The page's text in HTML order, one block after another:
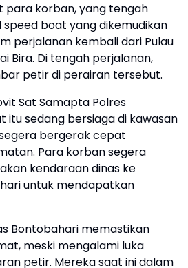
para korban, yang tengah
boat yang dikemudikan
perjalanan kembali dari Pulau
Bira. Di tengah perjalanan,
petir di perairan tersebut.
Sat Samapta Polres
itu sedang bersiaga di kawasan
bergerak cepat
Para korban segera
kendaraan dinas ke
untuk mendapatkan
Bontobahari memastikan
meski mengalami luka
petir. Mereka saat ini dalam